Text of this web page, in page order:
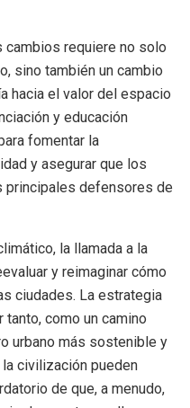
cambios requiere no solo
sino también un cambio
hacia el valor del espacio
y educación
fomentar la
y asegurar que los
principales defensores de
la llamada a la
y reimaginar cómo
ciudades. La estrategia
como un camino
urbano más sostenible y
civilización pueden
de que, a menudo,